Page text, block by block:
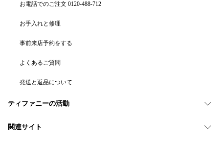
お電話でのご注文 0120-488-712
お手入れと修理
事前来店予約をする
よくあるご質問
発送と返品について
ティファニーの活動
関連サイト